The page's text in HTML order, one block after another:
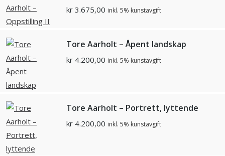
kr 3.675,00 inkl. 5% kunstavgift
Tore Aarholt – Åpent landskap
kr 4.200,00 inkl. 5% kunstavgift
Tore Aarholt – Portrett, lyttende
kr 4.200,00 inkl. 5% kunstavgift